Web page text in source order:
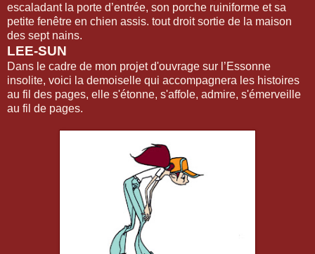
escaladant la porte d’entrée, son porche ruiniforme et sa
petite fenêtre en chien assis. tout droit sortie de la maison
des sept nains.
LEE-SUN
Dans le cadre de mon projet d'ouvrage sur l’Essonne
insolite, voici la demoiselle qui accompagnera les histoires
au fil des pages, elle s'étonne, s'affole, admire, s'émerveille
au fil de pages.